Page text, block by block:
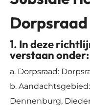
1. In deze
verstaan onder:
a. Dorpsraad:
b.
Dennenburg,